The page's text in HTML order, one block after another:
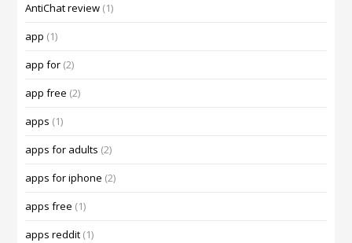
AntiChat review (1)
app (1)
app for (2)
app free (2)
apps (1)
apps for adults (2)
apps for iphone (2)
apps free (1)
apps reddit (1)